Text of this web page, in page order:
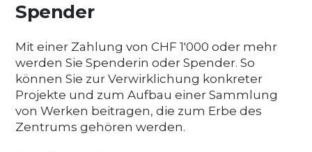
Spender
Mit einer Zahlung von CHF 1'000 oder mehr
werden Sie Spenderin oder Spender. So
können Sie zur Verwirklichung konkreter
Projekte und zum Aufbau einer Sammlung
von Werken beitragen, die zum Erbe des
Zentrums gehören werden.